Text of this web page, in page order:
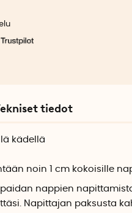
tiedot
kädellä
noin 1 cm kokoisille
nappien
Napittajan paksusta